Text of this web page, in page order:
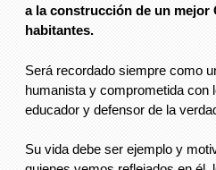
a la construcción de un mejor
habitantes.
Será recordado siempre como
humanista y comprometida con
educador y defensor de la
Su vida debe ser ejemplo y